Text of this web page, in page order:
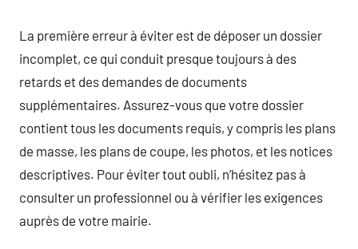
La première erreur à éviter est de déposer un dossier
incomplet, ce qui conduit presque toujours à des
retards et des demandes de documents
supplémentaires. Assurez-vous que votre dossier
contient tous les documents requis, y compris les plans
de masse, les plans de coupe, les photos, et les notices
descriptives. Pour éviter tout oubli, n’hésitez pas à
consulter un professionnel ou à vérifier les exigences
auprès de votre mairie.